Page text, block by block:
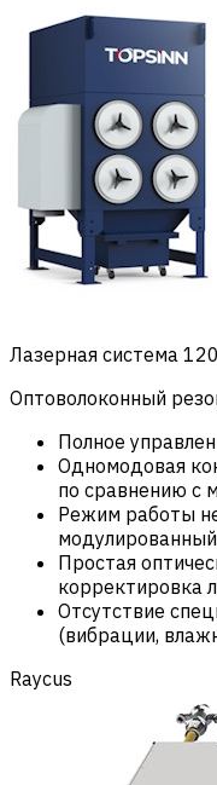
Лазерная система
Оптоволоконный
Полное
Одномодовая
по сравнению с
Режим работы
Простая
корректировка
Отсутствие
(вибрации,
Raycus